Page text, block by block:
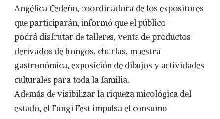
Angélica Cedeño, coordinadora de los expositores
que participarán, informó que el público
podrá disfrutar de talleres, venta de productos
derivados de hongos, charlas, muestra
gastronómica, exposición de dibujos y actividades
culturales para toda la familia.
Además de visibilizar la riqueza micológica del
estado, el Fungi Fest impulsa el consumo